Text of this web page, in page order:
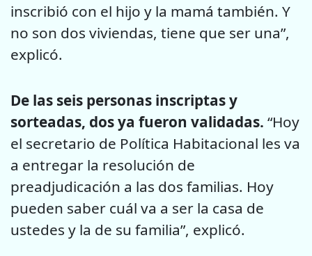
inscribió con el hijo y la mamá también. Y
no son dos viviendas, tiene que ser una”,
explicó.
De las seis personas inscriptas y
sorteadas, dos ya fueron validadas. “Hoy
el secretario de Política Habitacional les va
a entregar la resolución de
preadjudicación a las dos familias. Hoy
pueden saber cuál va a ser la casa de
ustedes y la de su familia”, explicó.